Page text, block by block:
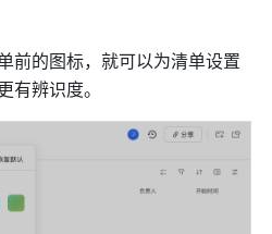
前的图标，就可以为清单设置
有辨识度。